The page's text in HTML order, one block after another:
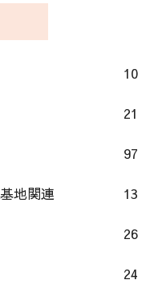
10
21
97
地関連 13
26
24